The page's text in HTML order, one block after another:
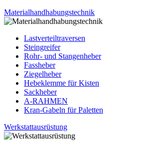
Materialhandhabungstechnik
Lastverteiltraversen
Steingreifer
Rohr- und Stangenheber
Fassheber
Ziegelheber
Hebeklemme für Kisten
Sackheber
A-RAHMEN
Kran-Gabeln für Paletten
Werkstattausrüstung